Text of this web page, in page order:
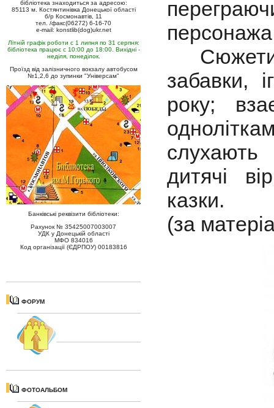
бібліотека знаходиться за адресою:
85113 м. Костянтинівка Донецької області
б/р Космонавтів, 11
тел. /факс(06272) 6-16-70
e-mail: konstlib(dog)ukr.net
Літній графік роботи с 1 липня по 31 серпня:
бібліотека працює с 10:00 до 18:00. Вихідні -
неділя, понеділок.
Проїзд від залізничного вокзалу автобусом
№1,2,6 до зупинки "Універсам"
Банківські реквізити бібліотеки:
Рахунок № 35425007003007
УДК у Донецькій області
МФО 834016
Код організації (ЄДРПОУ) 00183816
ФОРУМ
ФОТОАЛЬБОМ
Сюжети
забавки,
року;
слухають
дитячі
казки.
(за